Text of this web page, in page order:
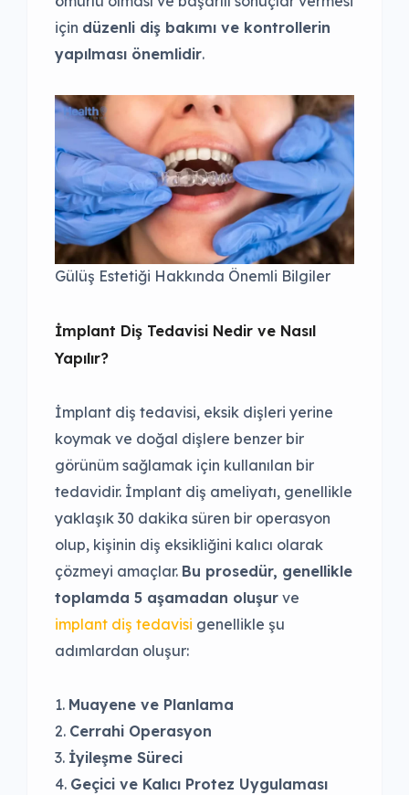
için düzenli diş bakımı ve kontrollerin
yapılması önemlidir.
Gülüş Estetiği Hakkında Önemli Bilgiler
İmplant Diş Tedavisi Nedir ve Nasıl
Yapılır?
İmplant diş tedavisi, eksik dişleri yerine
koymak ve doğal dişlere benzer bir
görünüm sağlamak için kullanılan bir
tedavidir. İmplant diş ameliyatı, genellikle
yaklaşık 30 dakika süren bir operasyon
olup, kişinin diş eksikliğini kalıcı olarak
çözmeyi amaçlar. Bu prosedür, genellikle
toplamda 5 aşamadan oluşur ve
implant diş tedavisi genellikle şu
adımlardan oluşur:
Muayene ve Planlama
Cerrahi Operasyon
İyileşme Süreci
Geçici ve Kalıcı Protez Uygulaması